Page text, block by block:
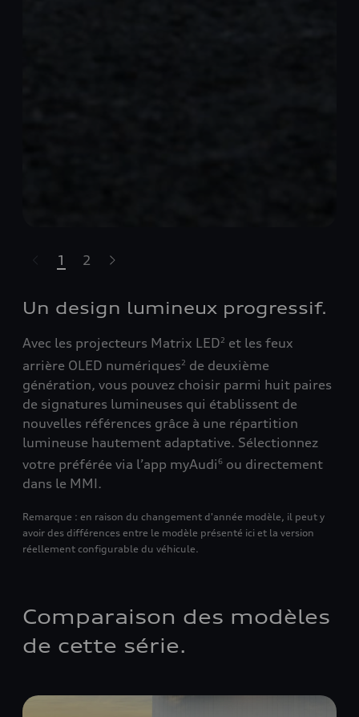
le carrousel
1 2
Un design lumineux progressif.
Avec les projecteurs Matrix LED2 et les feux
arrière OLED numériques2 de deuxième
génération, vous pouvez choisir parmi huit paires
de signatures lumineuses qui établissent de
nouvelles références grâce à une répartition
lumineuse hautement adaptative. Sélectionnez
votre préférée via l’app myAudi6 ou directement
dans le MMI.
Remarque : en raison du changement d'année modèle, il peut y
avoir des différences entre le modèle présenté ici et la version
réellement configurable du véhicule.
Comparaison des modèles
de cette série.